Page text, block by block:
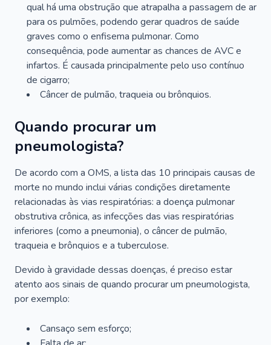
qual há uma obstrução que atrapalha a passagem de ar
para os pulmões, podendo gerar quadros de saúde
graves como o enfisema pulmonar. Como
consequência, pode aumentar as chances de AVC e
infartos. É causada principalmente pelo uso contínuo
de cigarro;
Câncer de pulmão, traqueia ou brônquios.
Quando procurar um
pneumologista?
De acordo com a OMS, a lista das 10 principais causas de
morte no mundo inclui várias condições diretamente
relacionadas às vias respiratórias: a doença pulmonar
obstrutiva crônica, as infecções das vias respiratórias
inferiores (como a pneumonia), o câncer de pulmão,
traqueia e brônquios e a tuberculose.
Devido à gravidade dessas doenças, é preciso estar
atento aos sinais de quando procurar um pneumologista,
por exemplo:
Cansaço sem esforço;